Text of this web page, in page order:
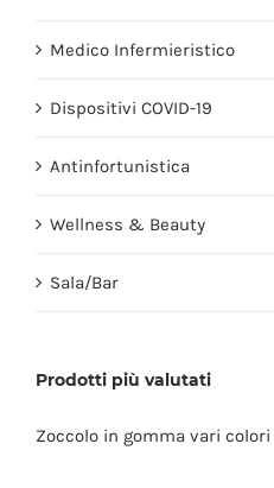
Medico Infermieristico
Dispositivi COVID-19
Antinfortunistica
Wellness & Beauty
Sala/Bar
Prodotti più valutati
Zoccolo in gomma vari colori